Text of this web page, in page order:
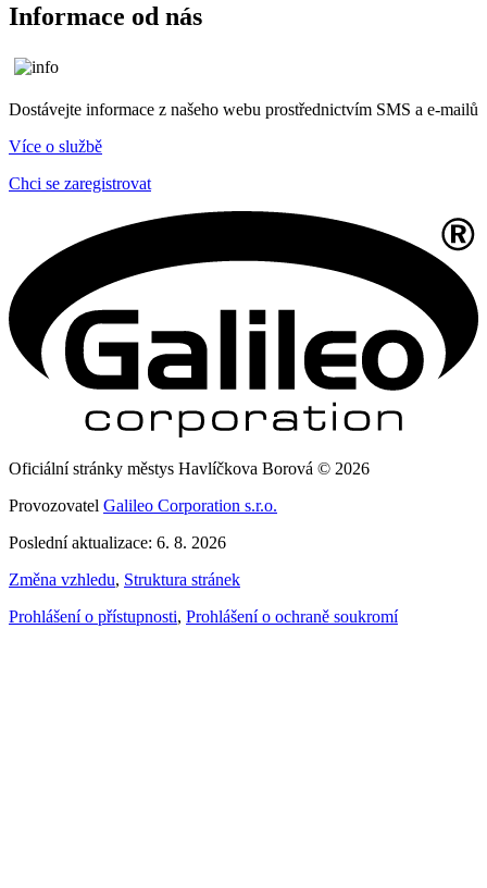
Informace od nás
Dostávejte informace z našeho webu prostřednictvím SMS a e-mailů
Více o službě
Chci se zaregistrovat
Oficiální stránky městys Havlíčkova Borová © 2026
Provozovatel Galileo Corporation s.r.o.
Poslední aktualizace: 6. 8. 2026
Změna vzhledu, Struktura stránek
Prohlášení o přístupnosti, Prohlášení o ochraně soukromí